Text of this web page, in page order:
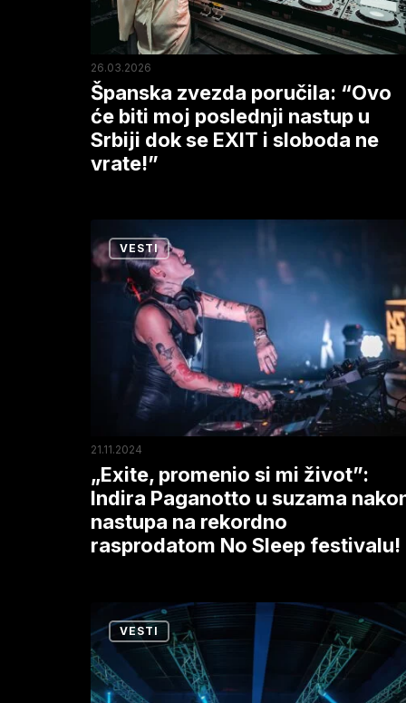
moj
poslednji
nastup
u
Srbiji
dok
se
sloboda
ne
vrate!”
26.03.2026
Španska zvezda poručila: “Ovo
će biti moj poslednji nastup u
Srbiji dok se EXIT i sloboda ne
vrate!”
promenio
Paganotto
suzama
nakon
nastupa
na
rekordno
Sleep
festivalu!
VESTI
21.11.2024
„Exite, promenio si mi život”:
Indira Paganotto u suzama
nastupa na rekordno
rasprodatom No Sleep festivalu!
okupio
svet
u
VESTI